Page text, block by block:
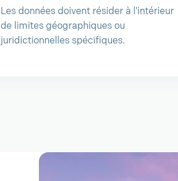
Les données doivent résider à l'intérieur
de limites géographiques ou
juridictionnelles spécifiques.